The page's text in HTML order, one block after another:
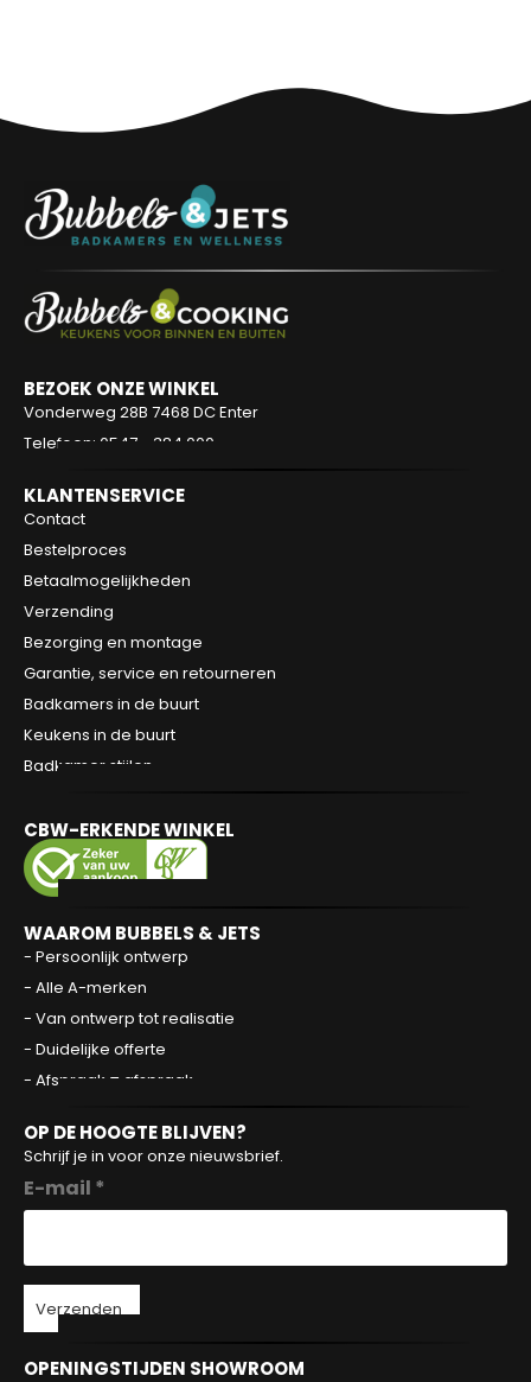
BEZOEK ONZE WINKEL
Vonderweg 28B 7468 DC Enter
Telefoon: 0547 - 384 000
KLANTENSERVICE
Contact
Bestelproces
Betaalmogelijkheden
Verzending
Bezorging en montage
Garantie, service en retourneren
Badkamers in de buurt
Keukens in de buurt
Badkamer stijlen
CBW-ERKENDE WINKEL
WAAROM BUBBELS & JETS
- Persoonlijk ontwerp
- Alle A-merken
- Van ontwerp tot realisatie
- Duidelijke offerte
- Afspraak = afspraak
OP DE HOOGTE BLIJVEN?
Schrijf je in voor onze nieuwsbrief.
E-mail *
Verzenden
OPENINGSTIJDEN SHOWROOM